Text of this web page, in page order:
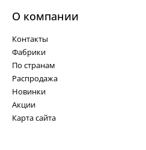
О компании
Контакты
Фабрики
По странам
Распродажа
Новинки
Акции
Карта сайта